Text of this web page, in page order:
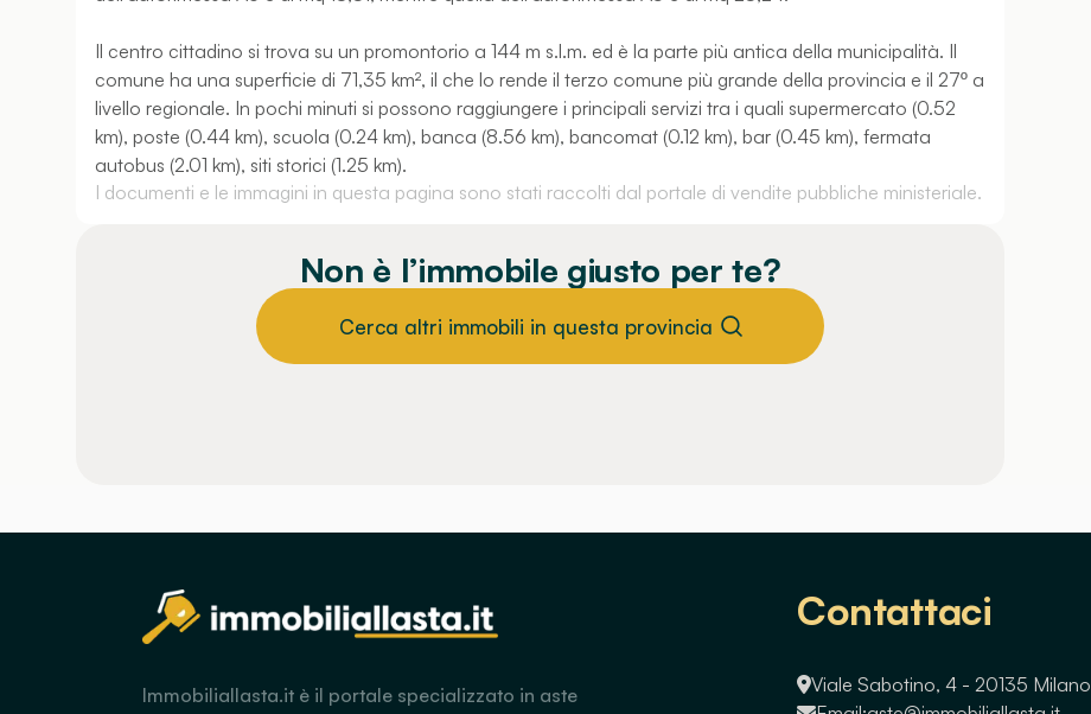
Il centro cittadino si trova su un promontorio a 144 m s.l.m. ed è la parte più antica della municipalità. Il
comune ha una superficie di 71,35 km², il che lo rende il terzo comune più grande della provincia e il 27º a
livello regionale. In pochi minuti si possono raggiungere i principali servizi tra i quali supermercato (0.52
km), poste (0.44 km), scuola (0.24 km), banca (8.56 km), bancomat (0.12 km), bar (0.45 km), fermata
autobus (2.01 km), siti storici (1.25 km).
I documenti e le immagini in questa pagina sono stati raccolti dal portale di vendite pubbliche ministeriale.
Non è l’immobile giusto per te?
Cerca altri immobili in questa provincia
Immobiliallasta.it è il portale specializzato in aste
Contattaci
Viale Sabotino, 4 - 20135 Milano